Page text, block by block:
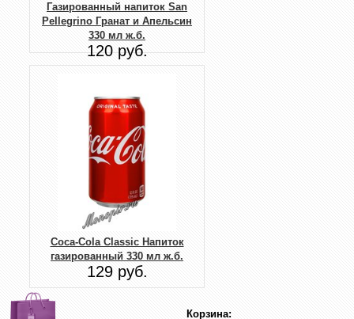
Газированный напиток San
Pellegrino Гранат и Апельсин
330 мл ж.б.
120 руб.
Coca-Cola Classic Напиток
газированный 330 мл ж.б.
129 руб.
Корзина: